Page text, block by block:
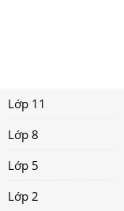
Lớp 11
Lớp 8
Lớp 5
Lớp 2